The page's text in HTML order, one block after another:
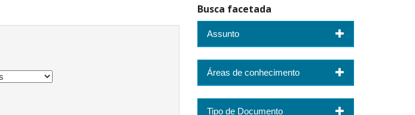
Busca facetada
Assunto
Áreas de conhecimento
Tipo de Documento